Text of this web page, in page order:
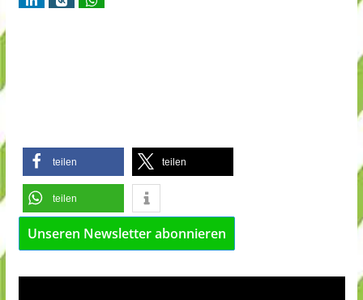
teilen teilen
teilen
Unseren Newsletter abonnieren